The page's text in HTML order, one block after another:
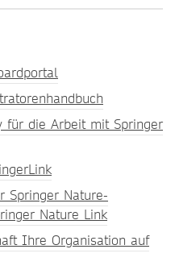
für die Arbeit mit Springer
Springer Nature-
Nature Link
Ihre Organisation auf